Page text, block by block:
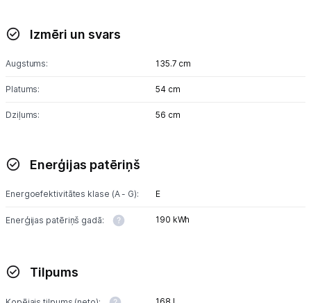
Izmēri un svars
Augstums: 135.7 cm
Platums: 54 cm
Dziļums: 56 cm
Enerģijas patēriņš
Energoefektivitātes klase (A - G): E
Enerģijas patēriņš gadā: 190 kWh
Tilpums